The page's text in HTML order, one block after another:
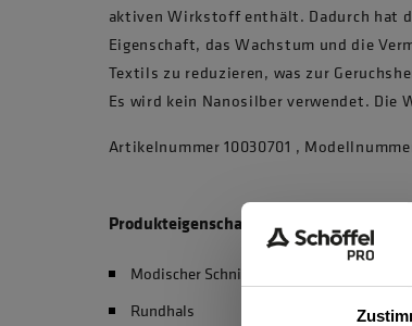
aktiven Wirkstoff enthält. Dadurch hat
Eigenschaft, das Wachstum und die
Textils zu reduzieren, was zur
Es wird kein Nanosilber verwendet. Die
Artikelnummer 10030701 ,
Produkteigenschaften
Modischer Schnitt
Rundhals